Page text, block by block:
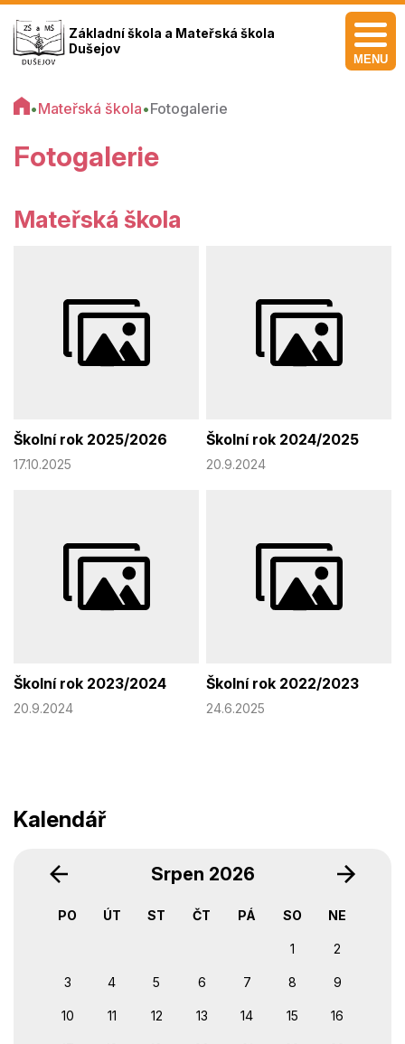
Základní škola a Mateřská škola
Dušejov
MENU
•Mateřská škola•Fotogalerie
Fotogalerie
Mateřská škola
Školní rok 2025/2026
17.10.2025
Školní rok 2024/2025
20.9.2024
Školní rok 2023/2024
20.9.2024
Školní rok 2022/2023
24.6.2025
Kalendář
Srpen 2026
PO ÚT ST ČT PÁ SO NE
1 2
3 4 5 6 7 8 9
10 11 12 13 14 15 16